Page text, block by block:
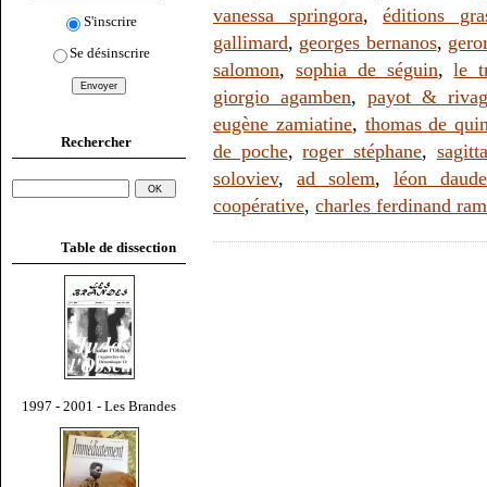
S'inscrire
Se désinscrire
Rechercher
Table de dissection
1997 - 2001 - Les Brandes
vanessa springora,éditions
gallimard, georges bernanos,
salomon, sophia de séguin,le
giorgio agamben,payot &
eugène zamiatine, thomas de
de poche,roger stéphane,
soloviev, ad solem, léon
coopérative, charles ferdinand